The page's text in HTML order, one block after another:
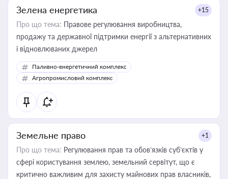
Зелена енергетика +15
Про що тема: Правове регулювання виробництва,
продажу та державної підтримки енергії з альтернативних
і відновлюваних джерел
Паливно-енергетичний комплекс
Агропромисловий комплекс
Земельне право +1
Про що тема: Регулювання прав та обов’язків суб’єктів у
сфері користування землею, земельний сервітут, що є
критично важливим для захисту майнових прав власників,